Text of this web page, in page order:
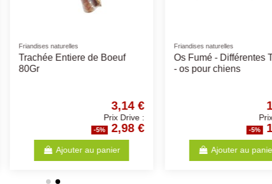
Athletic Puppy 12Kg -
Plan - Croquettes pour
56,83 €
Prix Drive :
53,99 €
Ajouter au panier
Pâtée Ownat Wetline chien
Ownat Chien Wetline Boeuf
et Saumon 395gr
2,84 €
Prix Drive :
2,70 €
Ajouter au panier